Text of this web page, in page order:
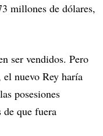
millones de dólares,
ser vendidos. Pero
nuevo Rey haría
posesiones
de que fuera